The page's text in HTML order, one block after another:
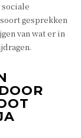
gesprekken
van wat er in